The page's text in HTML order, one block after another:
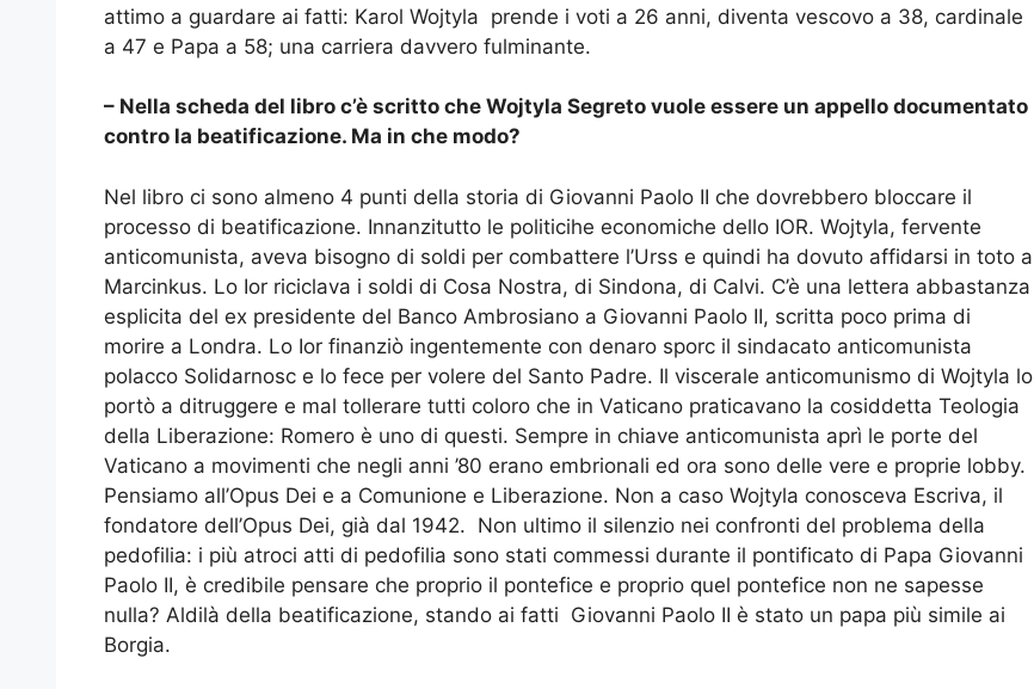
attimo a guardare ai fatti: Karol Wojtyla prende i voti a 26 anni, diventa vescovo a 38, cardinale
a 47 e Papa a 58; una carriera davvero fulminante.
– Nella scheda del libro c’è scritto che Wojtyla Segreto vuole essere un appello documentato
contro la beatificazione. Ma in che modo?
Nel libro ci sono almeno 4 punti della storia di Giovanni Paolo II che dovrebbero bloccare il
processo di beatificazione. Innanzitutto le politicihe economiche dello IOR. Wojtyla, fervente
anticomunista, aveva bisogno di soldi per combattere l’Urss e quindi ha dovuto affidarsi in toto a
Marcinkus. Lo Ior riciclava i soldi di Cosa Nostra, di Sindona, di Calvi. C’è una lettera abbastanza
esplicita del ex presidente del Banco Ambrosiano a Giovanni Paolo II, scritta poco prima di
morire a Londra. Lo Ior finanziò ingentemente con denaro sporc il sindacato anticomunista
polacco Solidarnosc e lo fece per volere del Santo Padre. Il viscerale anticomunismo di Wojtyla lo
portò a ditruggere e mal tollerare tutti coloro che in Vaticano praticavano la cosiddetta Teologia
della Liberazione: Romero è uno di questi. Sempre in chiave anticomunista aprì le porte del
Vaticano a movimenti che negli anni ’80 erano embrionali ed ora sono delle vere e proprie lobby.
Pensiamo all’Opus Dei e a Comunione e Liberazione. Non a caso Wojtyla conosceva Escriva, il
fondatore dell’Opus Dei, già dal 1942. Non ultimo il silenzio nei confronti del problema della
pedofilia: i più atroci atti di pedofilia sono stati commessi durante il pontificato di Papa Giovanni
Paolo II, è credibile pensare che proprio il pontefice e proprio quel pontefice non ne sapesse
nulla? Aldilà della beatificazione, stando ai fatti Giovanni Paolo II è stato un papa più simile ai
Borgia.